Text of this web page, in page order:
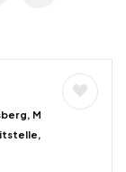
M